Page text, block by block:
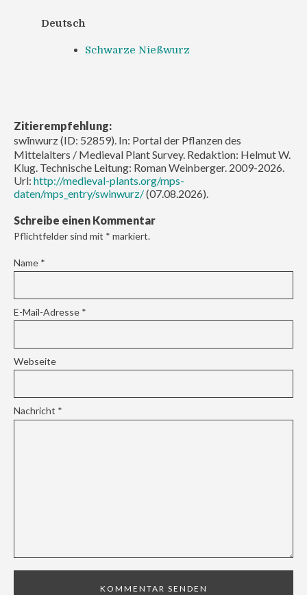
Deutsch
Schwarze Nießwurz
Zitierempfehlung:
swīnwurz (ID: 52859). In: Portal der Pflanzen des
Mittelalters / Medieval Plant Survey. Redaktion: Helmut W.
Klug. Technische Leitung: Roman Weinberger. 2009-2026.
Url: http://medieval-plants.org/mps-
daten/mps_entry/swinwurz/(07.08.2026).
Schreibe einen Kommentar
Pflichtfelder sind mit * markiert.
Name *
E-Mail-Adresse *
Webseite
Nachricht *